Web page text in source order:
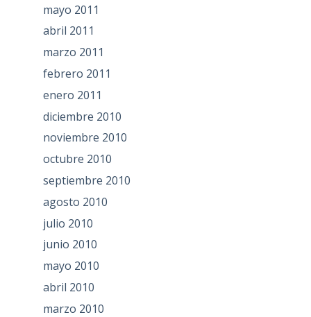
mayo 2011
abril 2011
marzo 2011
febrero 2011
enero 2011
diciembre 2010
noviembre 2010
octubre 2010
septiembre 2010
agosto 2010
julio 2010
junio 2010
mayo 2010
abril 2010
marzo 2010